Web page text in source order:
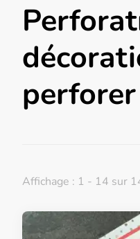
perforer
Affichage : 1 - 14 sur